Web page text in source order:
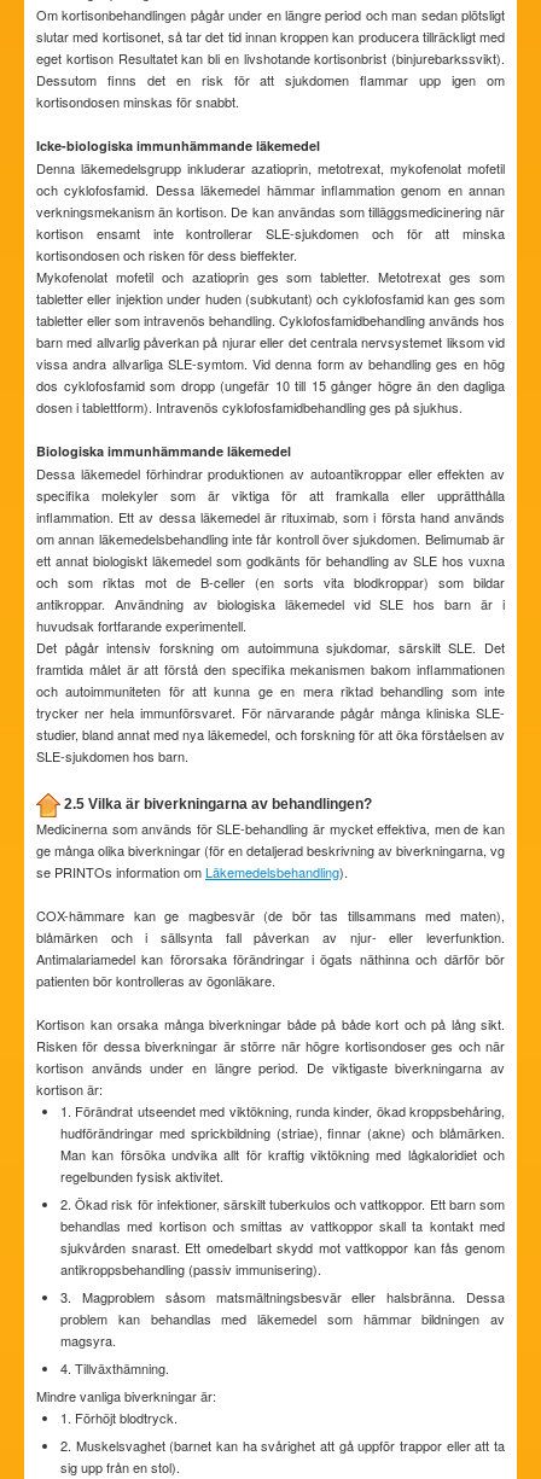
Om kortisonbehandlingen pågår under en längre period och man sedan plötsligt
slutar med kortisonet, så tar det tid innan kroppen kan producera tillräckligt med
eget kortison Resultatet kan bli en livshotande kortisonbrist (binjurebarkssvikt).
Dessutom finns det en risk för att sjukdomen flammar upp igen om
kortisondosen minskas för snabbt.
Icke-biologiska immunhämmande läkemedel
Denna läkemedelsgrupp inkluderar azatioprin, metotrexat, mykofenolat mofetil
och cyklofosfamid. Dessa läkemedel hämmar inflammation genom en annan
verkningsmekanism än kortison. De kan användas som tilläggsmedicinering när
kortison ensamt inte kontrollerar SLE-sjukdomen och för att minska
kortisondosen och risken för dess bieffekter.
Mykofenolat mofetil och azatioprin ges som tabletter. Metotrexat ges som
tabletter eller injektion under huden (subkutant) och cyklofosfamid kan ges som
tabletter eller som intravenös behandling. Cyklofosfamidbehandling används hos
barn med allvarlig påverkan på njurar eller det centrala nervsystemet liksom vid
vissa andra allvarliga SLE-symtom. Vid denna form av behandling ges en hög
dos cyklofosfamid som dropp (ungefär 10 till 15 gånger högre än den dagliga
dosen i tablettform). Intravenös cyklofosfamidbehandling ges på sjukhus.
Biologiska immunhämmande läkemedel
Dessa läkemedel förhindrar produktionen av autoantikroppar eller effekten av
specifika molekyler som är viktiga för att framkalla eller upprätthålla
inflammation. Ett av dessa läkemedel är rituximab, som i första hand används
om annan läkemedelsbehandling inte får kontroll över sjukdomen. Belimumab är
ett annat biologiskt läkemedel som godkänts för behandling av SLE hos vuxna
och som riktas mot de B-celler (en sorts vita blodkroppar) som bildar
antikroppar. Användning av biologiska läkemedel vid SLE hos barn är i
huvudsak fortfarande experimentell.
Det pågår intensiv forskning om autoimmuna sjukdomar, särskilt SLE. Det
framtida målet är att förstå den specifika mekanismen bakom inflammationen
och autoimmuniteten för att kunna ge en mera riktad behandling som inte
trycker ner hela immunförsvaret. För närvarande pågår många kliniska SLE-
studier, bland annat med nya läkemedel, och forskning för att öka förståelsen av
SLE-sjukdomen hos barn.
2.5 Vilka är biverkningarna av behandlingen?
Medicinerna som används för SLE-behandling är mycket effektiva, men de kan
ge många olika biverkningar (för en detaljerad beskrivning av biverkningarna, vg
se PRINTOs information omLäkemedelsbehandling).
COX-hämmare kan ge magbesvär (de bör tas tillsammans med maten),
blåmärken och i sällsynta fall påverkan av njur- eller leverfunktion.
Antimalariamedel kan förorsaka förändringar i ögats näthinna och därför bör
patienten bör kontrolleras av ögonläkare.
Kortison kan orsaka många biverkningar både på både kort och på lång sikt.
Risken för dessa biverkningar är större när högre kortisondoser ges och när
kortison används under en längre period. De viktigaste biverkningarna av
kortison är:
1. Förändrat utseendet med viktökning, runda kinder, ökad kroppsbehåring,
hudförändringar med sprickbildning (striae), finnar (akne) och blåmärken.
Man kan försöka undvika allt för kraftig viktökning med lågkaloridiet och
regelbunden fysisk aktivitet.
2. Ökad risk för infektioner, särskilt tuberkulos och vattkoppor. Ett barn som
behandlas med kortison och smittas av vattkoppor skall ta kontakt med
sjukvården snarast. Ett omedelbart skydd mot vattkoppor kan fås genom
antikroppsbehandling (passiv immunisering).
3. Magproblem såsom matsmältningsbesvär eller halsbränna. Dessa
problem kan behandlas med läkemedel som hämmar bildningen av
magsyra.
4. Tillväxthämning.
Mindre vanliga biverkningar är:
1. Förhöjt blodtryck.
2. Muskelsvaghet (barnet kan ha svårighet att gå uppför trappor eller att ta
sig upp från en stol).